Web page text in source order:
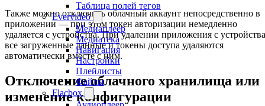
Таблица полей тегов
Evervideo
Медиаплеер
Медиатека
Навигация
Настройки
Плейлисты
Файлы
Flacbox
Также можно отключить облачный аккаунт непосредственно в
приложении — при этом токен авторизации немедленно
удаляется с устройства. При удалении приложения с устройства
все загруженные данные и токены доступа удаляются
автоматически вместе с ним.
Отключение облачного хранилища или
изменение конфигурации